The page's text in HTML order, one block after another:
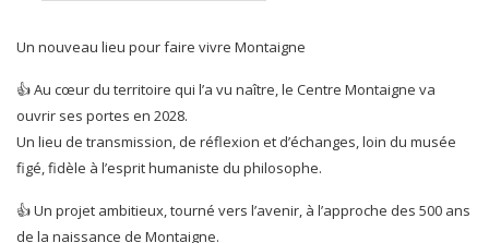
Un nouveau lieu pour faire vivre Montaigne
👍 Au cœur du territoire qui l’a vu naître, le Centre Montaigne va
ouvrir ses portes en 2028.
Un lieu de transmission, de réflexion et d’échanges, loin du musée
figé, fidèle à l’esprit humaniste du philosophe.
👍 Un projet ambitieux, tourné vers l’avenir, à l’approche des 500 ans
de la naissance de Montaigne.